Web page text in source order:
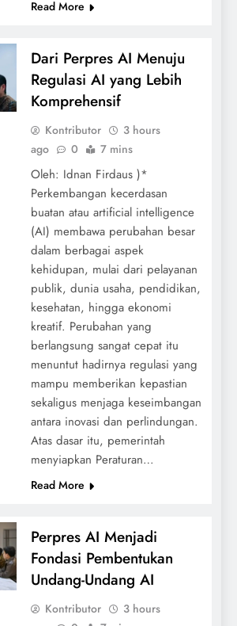
Read More
Dari Perpres AI Menuju
Regulasi AI yang Lebih
Komprehensif
Kontributor
3 hours
ago
0 7 mins
Oleh: Idnan Firdaus )*
Perkembangan kecerdasan
buatan atau artificial intelligence
(AI) membawa perubahan besar
dalam berbagai aspek
kehidupan, mulai dari pelayanan
publik, dunia usaha, pendidikan,
kesehatan, hingga ekonomi
kreatif. Perubahan yang
berlangsung sangat cepat itu
menuntut hadirnya regulasi yang
mampu memberikan kepastian
sekaligus menjaga keseimbangan
antara inovasi dan perlindungan.
Atas dasar itu, pemerintah
menyiapkan Peraturan…
Read More
Perpres AI Menjadi
Fondasi Pembentukan
Undang-Undang AI
Kontributor
3 hours